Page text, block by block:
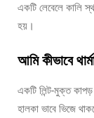
একটি লেবেলে কালি
হয়।
আমি কীভাবে
একটি লিন্ট-মুক্ত
হালকা ভাবে ভিজে